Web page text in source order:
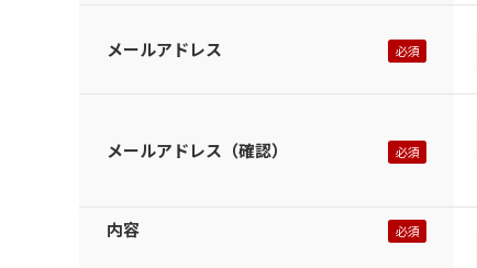
メールアドレス
メールアドレス（確認）
内容